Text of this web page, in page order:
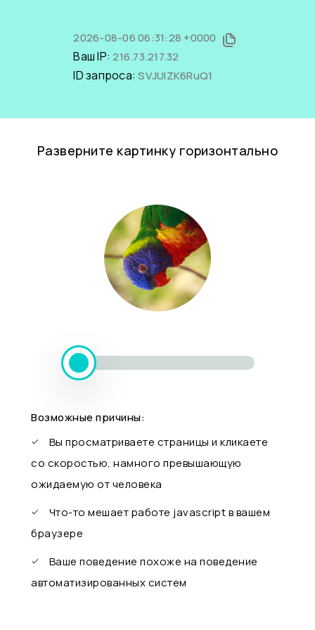
2026-08-06 06:31:28 +0000
Ваш IP:216.73.217.32
ID запроса:SVJUIZK6RuQ1
Разверните картинку горизонтально
Возможные причины:
Вы просматриваете страницы и кликаете
со скоростью, намного превышающую
ожидаемую от человека
Что-то мешает работе javascript в вашем
браузере
Ваше поведение похоже на поведение
автоматизированных систем